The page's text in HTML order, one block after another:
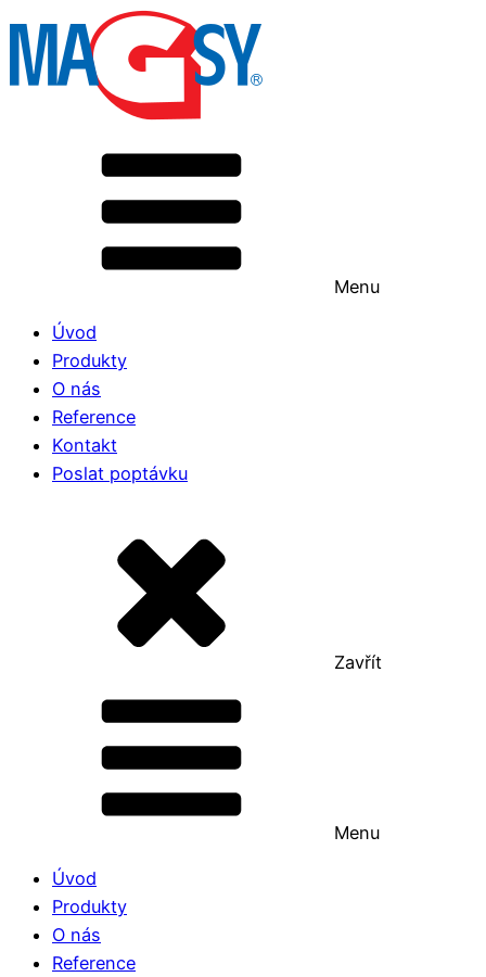
Menu
Úvod
Produkty
O nás
Reference
Kontakt
Poslat poptávku
Zavřít
Menu
Úvod
Produkty
O nás
Reference